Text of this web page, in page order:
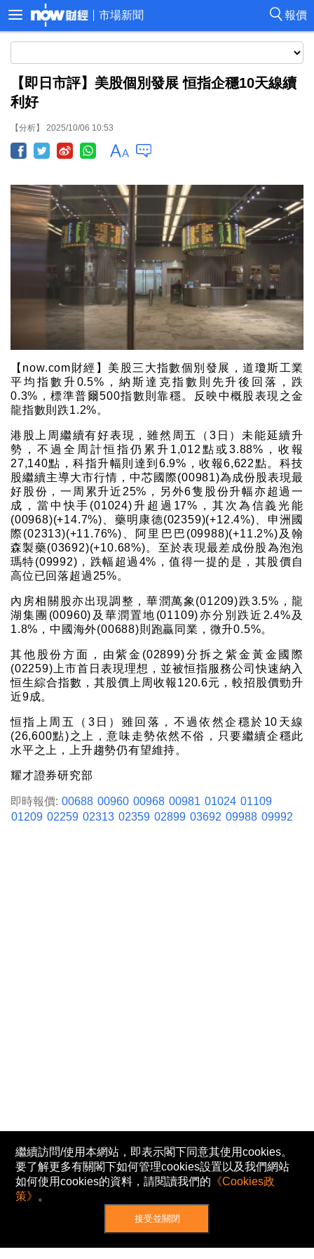
報價
市場新聞
【即日市評】美股個別發展 恒指企穩10天線續
利好
【分析】 2025/10/06 10:53
【now.com財經】美股三大指數個別發展，道瓊斯工業
平均指數升0.5%，納斯達克指數則先升後回落，跌
0.3%，標準普爾500指數則靠穩。反映中概股表現之金
龍指數則跌1.2%。
港股上周繼續有好表現，雖然周五（3日）未能延續升
勢，不過全周計恒指仍累升1,012點或3.88%，收報
27,140點，科指升幅則達到6.9%，收報6,622點。科技
股繼續主導大市行情，中芯國際(00981)為成份股表現最
好股份，一周累升近25%，另外6隻股份升幅亦超過一
成，當中快手(01024)升超過17%，其次為信義光能
(00968)(+14.7%)、藥明康德(02359)(+12.4%)、申洲國
際(02313)(+11.76%)、阿里巴巴(09988)(+11.2%)及翰
森製藥(03692)(+10.68%)。至於表現最差成份股為泡泡
瑪特(09992)，跌幅超過4%，值得一提的是，其股價自
高位已回落超過25%。
內房相關股亦出現調整，華潤萬象(01209)跌3.5%，龍
湖集團(00960)及華潤置地(01109)亦分別跌近2.4%及
1.8%，中國海外(00688)則跑贏同業，微升0.5%。
其他股份方面，由紫金(02899)分拆之紫金黃金國際
(02259)上市首日表現理想，並被恒指服務公司快速納入
恒生綜合指數，其股價上周收報120.6元，較招股價勁升
近9成。
恒指上周五（3日）雖回落，不過依然企穩於10天線
(26,600點)之上，意味走勢依然不俗，只要繼續企穩此
水平之上，上升趨勢仍有望維持。
耀才證券研究部
即時報價: 00688 00960 00968 00981 01024 01109
01209 02259 02313 02359 02899 03692 09988 09992
繼續訪問/使用本網站，即表示閣下同意其使用cookies。
要了解更多有關閣下如何管理cookies設置以及我們網站
如何使用cookies的資料，請閱讀我們的 《Cookies政
策》 。
接受並關閉